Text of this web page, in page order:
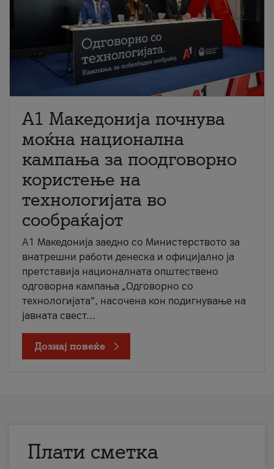
A1 Македонија почнува
моќна национална
кампања за поодговорно
користење на
технологијата во
сообраќајот
A1 Македонија заедно со Министерството за
внатрешни работи денеска и официјално ја
претставија националната општествено
одговорна кампања „Одговорно со
технологијата“, насочена кон подигнување на
јавната свест...
Дознај повеќе
Плати сметка